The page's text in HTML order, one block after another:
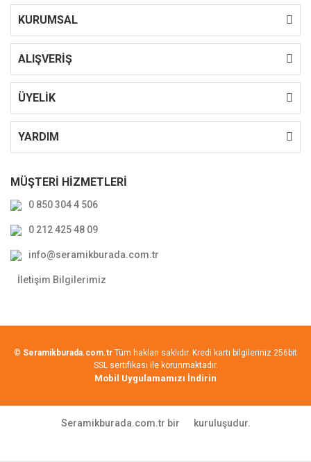
KURUMSAL
ALIŞVERİŞ
ÜYELİK
YARDIM
MÜŞTERİ HİZMETLERİ
0 850 304 4 506
0 212 425 48 09
info@seramikburada.com.tr
İletişim Bilgilerimiz
© Seramikburada.com.tr Tüm hakları saklıdır. Kredi kartı bilgileriniz 256bit
SSL sertifikası ile korunmaktadır.
Mobil Uygulamamızı İndirin
Seramikburada.com.tr bir kuruluşudur.